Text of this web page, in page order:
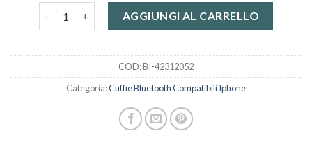
cuffie bluetooth compatibili iphone quantità
AGGIUNGI AL CARRELLO
COD:BI-42312052
Categoria:Cuffie Bluetooth Compatibili Iphone